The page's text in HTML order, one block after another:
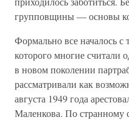
групповщины — основы
Формально все началось с
которого многие считали
в новом поколении
рассматривали как
августа 1949 года
Маленкова. По странному